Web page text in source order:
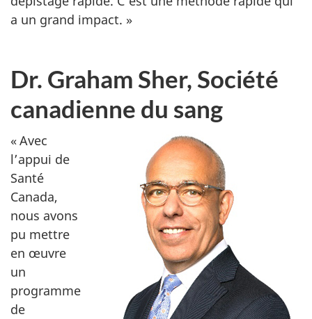
a un grand impact. »
Dr. Graham Sher, Société
canadienne du sang
« Avec
l’appui de
Santé
Canada,
nous avons
pu mettre
en œuvre
un
programme
de